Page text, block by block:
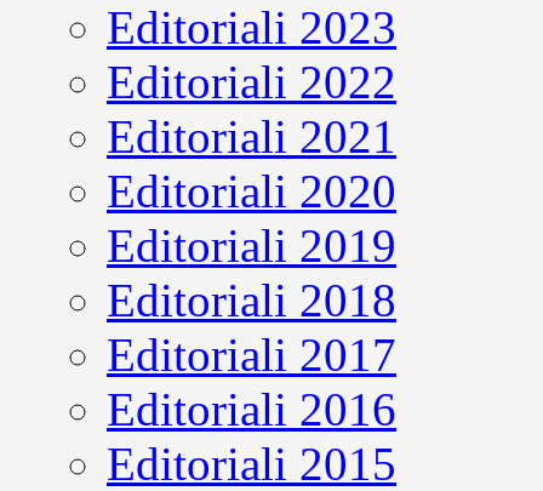
Editoriali 2023
Editoriali 2022
Editoriali 2021
Editoriali 2020
Editoriali 2019
Editoriali 2018
Editoriali 2017
Editoriali 2016
Editoriali 2015